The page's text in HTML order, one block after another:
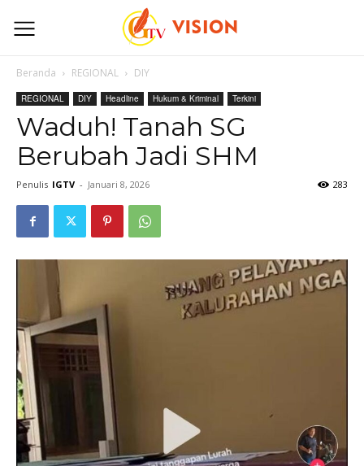
Beranda REGIONAL DIY
REGIONAL DIY Headline Hukum & Kriminal Terkini
Waduh! Tanah SG
Berubah Jadi SHM
Penulis IGTV - Januari 8, 2026 283